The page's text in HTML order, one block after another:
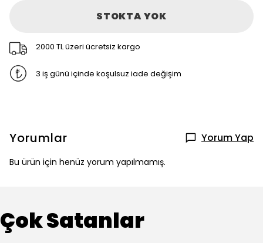
STOKTA YOK
2000 TL üzeri ücretsiz kargo
3 iş günü içinde koşulsuz iade değişim
Yorumlar Yorum Yap
Bu ürün için henüz yorum yapılmamış.
Çok Satanlar